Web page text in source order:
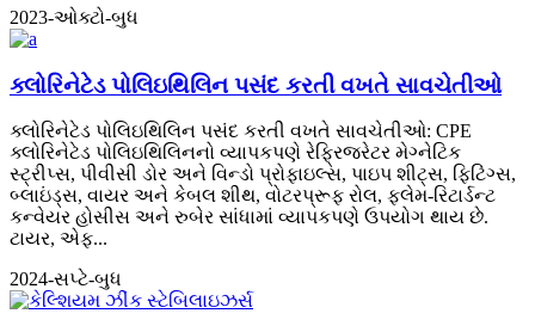
2023-ઓક્ટો-બુધ
ક્લોરિનેટેડ પોલિઇથિલિન પસંદ કરતી વખતે સાવચેતીઓ
ક્લોરિનેટેડ પોલિઇથિલિન પસંદ કરતી વખતે સાવચેતીઓ: CPE
ક્લોરિનેટેડ પોલિઇથિલિનનો વ્યાપકપણે રેફ્રિજરેટર મેગ્નેટિક
સ્ટ્રીપ્સ, પીવીસી ડોર અને વિન્ડો પ્રોફાઇલ્સ, પાઇપ શીટ્સ, ફિટિંગ્સ,
બ્લાઇંડ્સ, વાયર અને કેબલ શીથ, વોટરપ્રૂફ રોલ, ફ્લેમ-રિટાર્ડન્ટ
કન્વેયર હોસીસ અને રુબેર સાંધામાં વ્યાપકપણે ઉપયોગ થાય છે.
ટાયર, એફ...
2024-સપ્ટે-બુધ